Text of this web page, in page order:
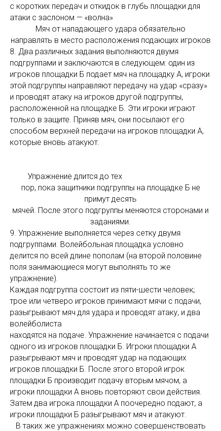
с коротких передач и откидок в глубь площадки для
атаки с заслоном — «волна»
Мяч от нападающего удара обязательно
направлять в место расположения подающих игроков
8. Два различных задания выполняются двумя
подгруппами и заключаются в следующем: один из
игроков площадки Б подает мяч на площадку А, игроки
этой подгруппы направляют передачу на удар «сразу»
и проводят атаку на игроков другой подгруппы,
расположенной на площадке Б. Эти игроки играют
только в защите. Приняв мяч, они посылают его
способом верхней передачи на игроков площадки А,
которые вновь атакуют.
Упражнение длится до тех
пор, пока защитники подгруппы на площадке Б не
примут десять
мячей. После этого подгруппы меняются сторонами и
заданиями.
9. Упражнение выполняется через сетку двумя
подгруппами. Волейбольная площадка условно
делится по всей длине пополам (на второй половине
поля занимающиеся могут выполнять то же
упражнение).
Каждая подгруппа состоит из пяти-шести человек;
трое или четверо игроков принимают мячи с подачи,
разыгрывают мяч для удара и проводят атаку, и два
волейболиста
находятся на подаче. Упражнение начинается с подачи
одного из игроков площадки Б. Игроки площадки А
разыгрывают мяч и проводят удар на подающих
игроков площадки Б. После этого второй игрок
площадки Б производит подачу вторым мячом, а
игроки площадки А вновь повторяют свои действия.
Затем два игрока площадки А поочередно подают, а
игроки площадки Б разыгрывают мяч и атакуют.
В таких же упражнениях можно совершенствовать